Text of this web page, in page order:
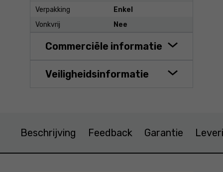
Verpakking
Enkel
Vonkvrij
Nee
Commerciële informatie
Veiligheidsinformatie
Beschrijving Feedback Garantie